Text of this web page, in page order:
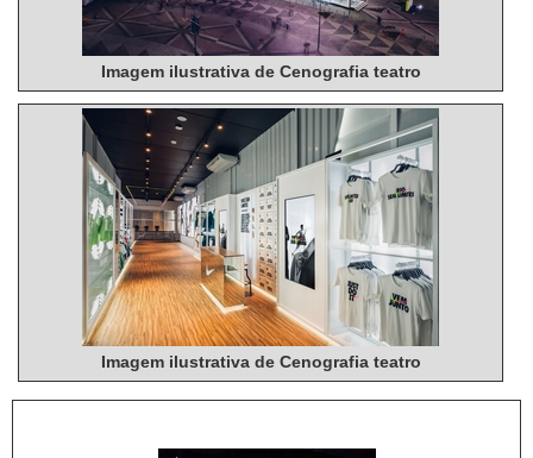
Imagem ilustrativa de Cenografia teatro
Imagem ilustrativa de Cenografia teatro